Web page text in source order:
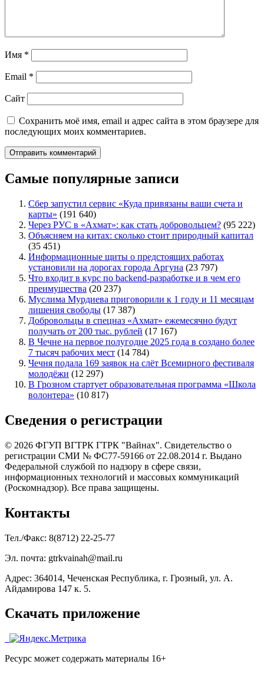
Имя *
Email *
Сайт
Сохранить моё имя, email и адрес сайта в этом браузере для
последующих моих комментариев.
Самые популярные записи
Сбер запустил сервис «Куда привязаны ваши счета и
карты» (191 640)
Через РУС в «Ахмат»: как стать добровольцем? (95 222)
Объясняем на китах: сколько стоит природный капитал
(35 451)
Информационные щиты о предстоящих работах
установили на дорогах города Аргуна (23 797)
Что входит в курс по backend-разработке и в чем его
преимущества (20 237)
Муслима Мурдиева приговорили к 1 году и 11 месяцам
лишения свободы (17 387)
Добровольцы в спецназ «Ахмат» ежемесячно будут
получать от 200 тыс. рублей (17 167)
В Чечне на первое полугодие 2025 года в создано более
7 тысяч рабочих мест (14 784)
Чечня подала 169 заявок на слёт Всемирного фестиваля
молодёжи (12 297)
В Грозном стартует образовательная программа «Школа
волонтера» (10 817)
Сведения о регистрации
© 2026 ФГУП ВГТРК ГТРК "Вайнах". Свидетельство о
регистрации СМИ № ФС77-59166 от 22.08.2014 г. Выдано
Федеральной службой по надзору в сфере связи,
информационных технологий и массовых коммуникаций
(Роскомнадзор). Все права защищены.
Контакты
Тел./Факс: 8(8712) 22-25-77
Эл. почта: gtrkvainah@mail.ru
Адрес: 364014, Чеченская Республика, г. Грозный, ул. А.
Айдамирова 147 к. 5.
Скачать приложение
Ресурс может содержать материалы 16+